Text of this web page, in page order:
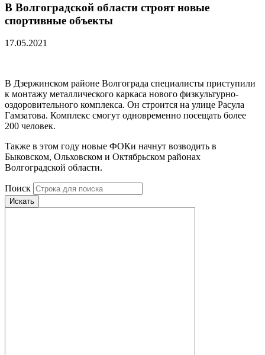
В Волгоградской области строят новые
спортивные объекты
17.05.2021
В Дзержинском районе Волгограда специалисты приступили
к монтажу металлического каркаса нового физкультурно-
оздоровительного комплекса. Он строится на улице Расула
Гамзатова. Комплекс смогут одновременно посещать более
200 человек.
Также в этом году новые ФОКи начнут возводить в
Быковском, Ольховском и Октябрьском районах
Волгоградской области.
Поиск
Искать